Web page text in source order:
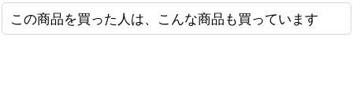
この商品を買った人は、こんな商品も買っています